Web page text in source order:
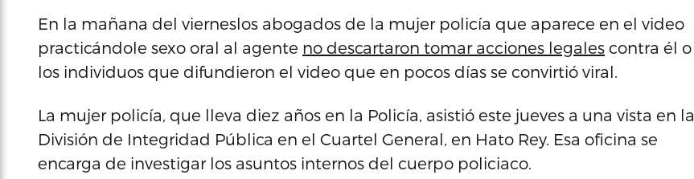
En la mañana del vierneslos abogados de la mujer policía que aparece en el video
practicándole sexo oral al agente no descartaron tomar acciones legales contra él o
los individuos que difundieron el video que en pocos días se convirtió viral.
La mujer policía, que lleva diez años en la Policía, asistió este jueves a una vista en la
División de Integridad Pública en el Cuartel General, en Hato Rey. Esa oficina se
encarga de investigar los asuntos internos del cuerpo policiaco.